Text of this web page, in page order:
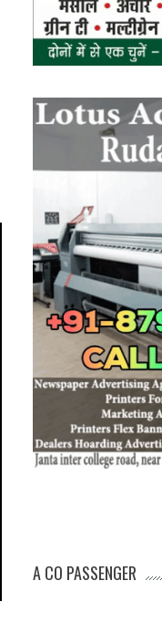
A CO PASSENGER